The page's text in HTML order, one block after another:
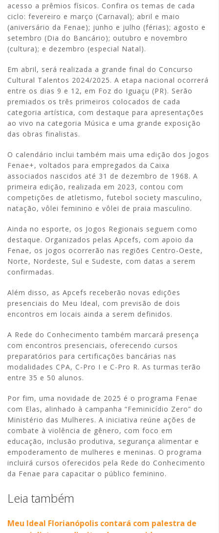
acesso a prêmios físicos. Confira os temas de cada
ciclo: fevereiro e março (Carnaval); abril e maio
(aniversário da Fenae); junho e julho (férias); agosto e
setembro (Dia do Bancário); outubro e novembro
(cultura); e dezembro (especial Natal).
Em abril, será realizada a grande final do Concurso
Cultural Talentos 2024/2025. A etapa nacional ocorrerá
entre os dias 9 e 12, em Foz do Iguaçu (PR). Serão
premiados os três primeiros colocados de cada
categoria artística, com destaque para apresentações
ao vivo na categoria Música e uma grande exposição
das obras finalistas.
O calendário inclui também mais uma edição dos Jogos
Fenae+, voltados para empregados da Caixa
associados nascidos até 31 de dezembro de 1968. A
primeira edição, realizada em 2023, contou com
competições de atletismo, futebol society masculino,
natação, vôlei feminino e vôlei de praia masculino.
Ainda no esporte, os Jogos Regionais seguem como
destaque. Organizados pelas Apcefs, com apoio da
Fenae, os jogos ocorrerão nas regiões Centro-Oeste,
Norte, Nordeste, Sul e Sudeste, com datas a serem
confirmadas.
Além disso, as Apcefs receberão novas edições
presenciais do Meu Ideal, com previsão de dois
encontros em locais ainda a serem definidos.
A Rede do Conhecimento também marcará presença
com encontros presenciais, oferecendo cursos
preparatórios para certificações bancárias nas
modalidades CPA, C-Pro I e C-Pro R. As turmas terão
entre 35 e 50 alunos.
Por fim, uma novidade de 2025 é o programa Fenae
com Elas, alinhado à campanha “Feminicídio Zero” do
Ministério das Mulheres. A iniciativa reúne ações de
combate à violência de gênero, com foco em
educação, inclusão produtiva, segurança alimentar e
empoderamento de mulheres e meninas. O programa
incluirá cursos oferecidos pela Rede do Conhecimento
da Fenae para capacitar o público feminino.
Leia também
Meu Ideal Florianópolis contará com palestra de